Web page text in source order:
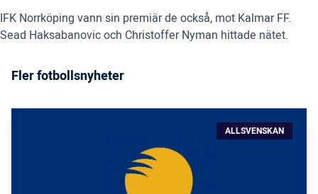
IFK Norrköping vann sin premiär de också, mot Kalmar FF.
Sead Haksabanovic och Christoffer Nyman hittade nätet.
Fler fotbollsnyheter
ALLSVENSKAN